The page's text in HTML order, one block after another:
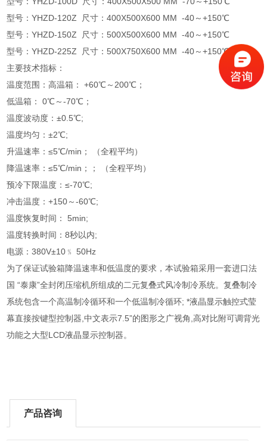
型号：YHZD-120Z 尺寸：400X500X600 MM -40～+150℃
型号：YHZD-150Z 尺寸：500X500X600 MM -40～+150℃
型号：YHZD-225Z 尺寸：500X750X600 MM -40～+150℃
主要技术指标：
温度范围：高温箱： +60℃～200℃；
低温箱： 0℃～-70℃；
温度波动度：±0.5℃;
温度均匀：±2℃;
升温速率：≤5℃/min； （全程平均）
降温速率：≤5℃/min；； （全程平均）
预冷下限温度：≤-70℃;
冲击温度：+150～-60℃;
温度恢复时间： 5min;
温度转换时间：8秒以内;
电源：380V±10﹪ 50Hz
为了保证试验箱降温速率和低温度的要求，本试验箱采用一套进口法
国 “泰康”全封闭压缩机所组成的二元复叠式风冷制冷系统。复叠制冷
系统包含一个高温制冷循环和一个低温制冷循环; *液晶显示触控式莹
幕直接按键型控制器,中文表示7.5”的图形之广视角,高对比附可调背光
功能之大型LCD液晶显示控制器。
产品咨询